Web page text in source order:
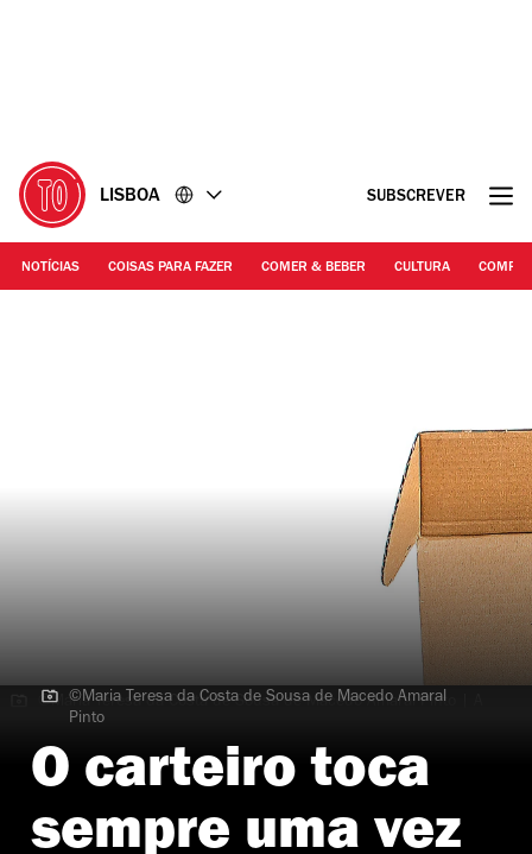
LISBOA SUBSCREVER
NOTÍCIAS COISAS PARA FAZER COMER & BEBER CULTURA
©Maria Teresa da Costa de Sousa de Macedo Amaral Pinto | A
BubuBox é uma caixa de surpresas
©Maria Teresa da Costa de Sousa de Macedo Amaral
Pinto
O carteiro toca
sempre uma vez